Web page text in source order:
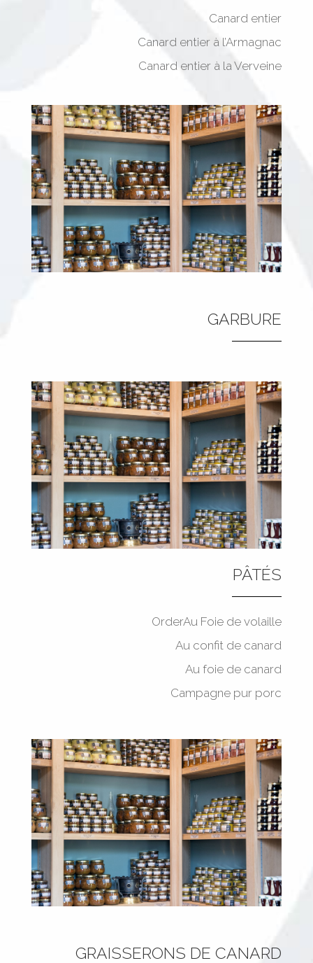
Canard entier
Canard entier à l’Armagnac
Canard entier à la Verveine
GARBURE
PÂTÉS
OrderAu Foie de volaille
Au confit de canard
Au foie de canard
Campagne pur porc
GRAISSERONS DE CANARD